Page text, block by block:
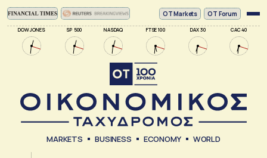
DOW JONES SP 500 NASDAQ FTSE 100 DAX 30 CAC 40
ΟΤ Markets OT Forum
MARKETS BUSINESS ECONOMY WORLD